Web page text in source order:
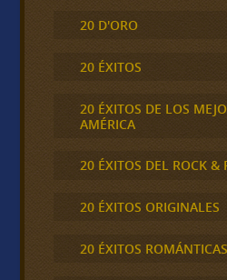
20 D'ORO
20 ÉXITOS
20 ÉXITOS DE LOS
AMÉRICA
20 ÉXITOS DEL ROCK &
20 ÉXITOS ORIGINALES
20 ÉXITOS ROMÁNTICAS